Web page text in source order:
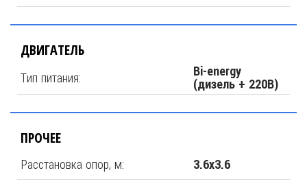
ДВИГАТЕЛЬ
Тип питания:
Bi-energy
(дизель + 220В)
ПРОЧЕЕ
Расстановка опор, м: 3.6х3.6